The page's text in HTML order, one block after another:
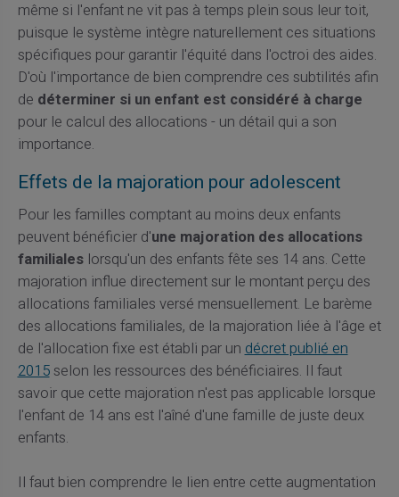
même si l'enfant ne vit pas à temps plein sous leur toit,
puisque le système intègre naturellement ces situations
spécifiques pour garantir l'équité dans l'octroi des aides.
D'où l'importance de bien comprendre ces subtilités afin
de déterminer si un enfant est considéré à charge
pour le calcul des allocations - un détail qui a son
importance.
Effets de la majoration pour adolescent
Pour les familles comptant au moins deux enfants
peuvent bénéficier d'une majoration des allocations
familialeslorsqu'un des enfants fête ses 14 ans. Cette
majoration influe directement sur le montant perçu des
allocations familiales versé mensuellement. Le barème
des allocations familiales, de la majoration liée à l'âge et
de l'allocation fixe est établi par undécret publié en
2015selon les ressources des bénéficiaires. Il faut
savoir que cette majoration n'est pas applicable lorsque
l'enfant de 14 ans est l'aîné d'une famille de juste deux
enfants.
Il faut bien comprendre le lien entre cette augmentation